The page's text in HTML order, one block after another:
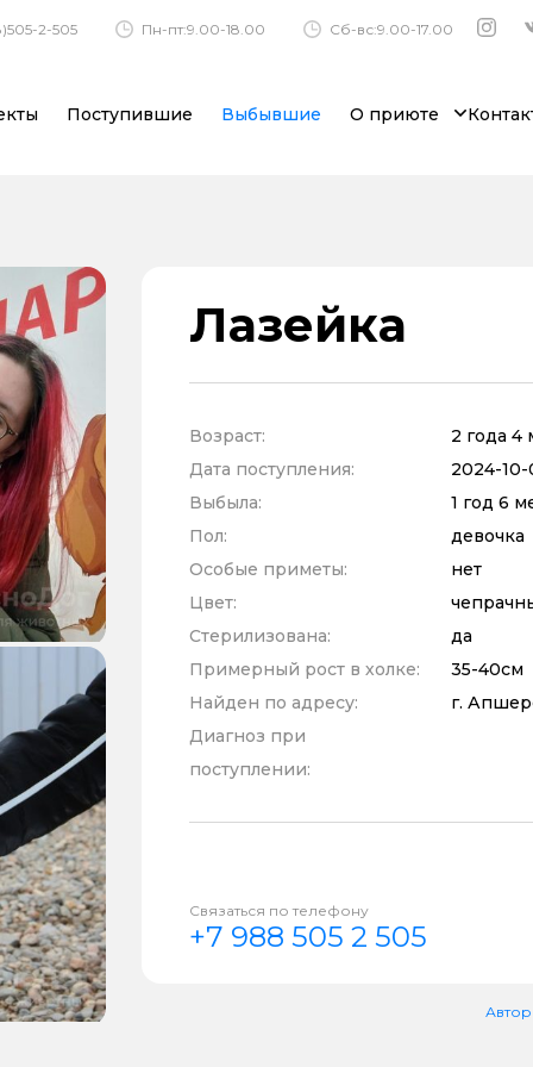
2-505 Пн-пт:9.00-18.00 Сб-вс:9.00-17.00
Поступившие Выбывшие О приюте
Лазейка
Возраст:
2 года 4
Дата поступления:
2024-10-
Выбыла:
1 год 6
Пол:
девочка
Особые приметы:
нет
Цвет:
Стерилизована:
да
Примерный рост в холке:
35-40см
Найден по адресу:
г.
Диагноз при
поступлении:
Связаться по телефону
+7 988 505 2 505